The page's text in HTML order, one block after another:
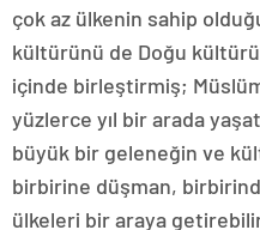
çok az ülkenin sahip
kültürünü de Doğu
içinde birleştirmiş;
yüzlerce yıl bir arada
büyük bir geleneğin ve
birbirine düşman,
ülkeleri bir araya